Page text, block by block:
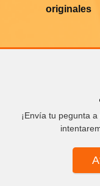
originales
¡Envía tu pegunta